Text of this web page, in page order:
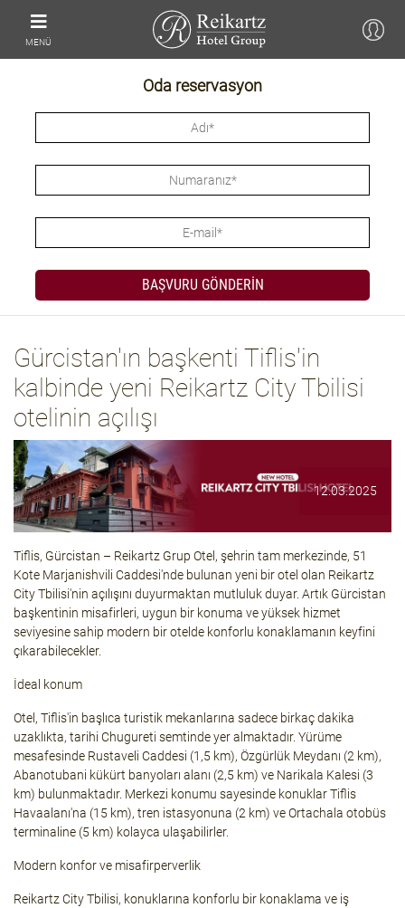
MENÜ
Oda reservasyon
Gürcistan'ın başkenti Tiflis'in
kalbinde yeni Reikartz City Tbilisi
otelinin açılışı
12.03.2025
Tiflis, Gürcistan – Reikartz Grup Otel, şehrin tam merkezinde, 51
Kote Marjanishvili Caddesi'nde bulunan yeni bir otel olan Reikartz
City Tbilisi'nin açılışını duyurmaktan mutluluk duyar. Artık Gürcistan
başkentinin misafirleri, uygun bir konuma ve yüksek hizmet
seviyesine sahip modern bir otelde konforlu konaklamanın keyfini
çıkarabilecekler.
İdeal konum
Otel, Tiflis'in başlıca turistik mekanlarına sadece birkaç dakika
uzaklıkta, tarihi Chugureti semtinde yer almaktadır. Yürüme
mesafesinde Rustaveli Caddesi (1,5 km), Özgürlük Meydanı (2 km),
Abanotubani kükürt banyoları alanı (2,5 km) ve Narikala Kalesi (3
km) bulunmaktadır. Merkezi konumu sayesinde konuklar Tiflis
Havaalanı'na (15 km), tren istasyonuna (2 km) ve Ortachala otobüs
terminaline (5 km) kolayca ulaşabilirler.
Modern konfor ve misafirperverlik
Reikartz City Tbilisi, konuklarına konforlu bir konaklama ve iş